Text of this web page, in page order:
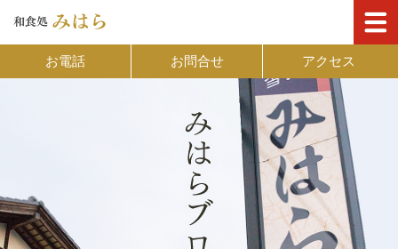
お電話 お問合せ アクセス